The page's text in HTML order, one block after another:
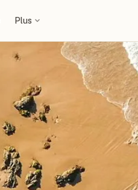
Plus